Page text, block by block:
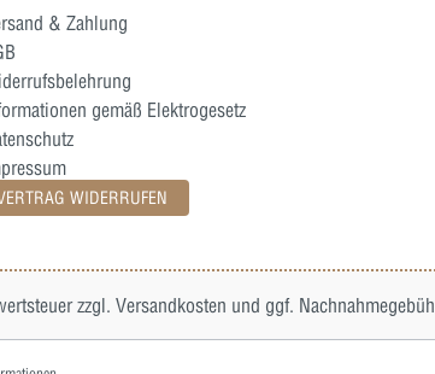
& Zahlung
gemäß Elektrogesetz
WIDERRUFEN
zzgl. Versandkosten und ggf.